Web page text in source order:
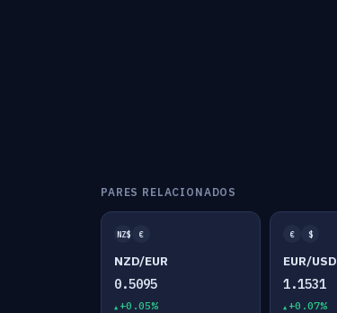
PARES RELACIONADOS
NZ$ €
NZD/EUR
0.5095
+0.05%
€ $
EUR/USD
1.1531
+0.07%